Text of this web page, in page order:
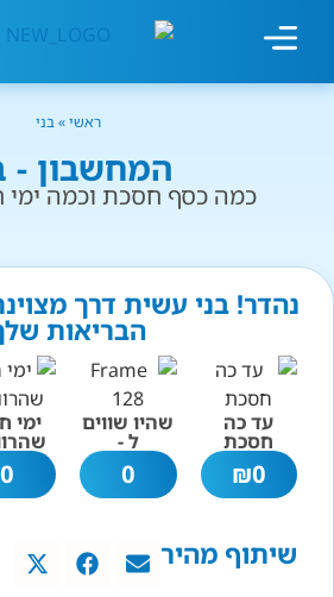
ראשי»בני
המחשבון -
כמה כסף חסכת וכמה ימי
נהדר! בני עשית דרך
הבריאות
עד כה
חסכת
0
₪
שהיו שווים
ל -
0
ימי
0
שיתוף מהיר